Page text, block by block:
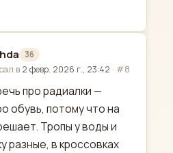
36
в 2 февр. 2026 г., 23:42 · #8
про радиалки —
обувь, потому что на
Тропы у воды и
разные, в кроссовках